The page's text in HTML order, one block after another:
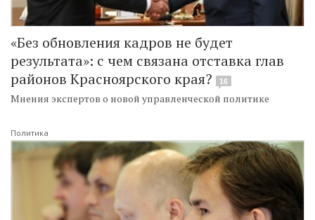
«Без обновления кадров не будет
результата»: с чем связана отставка глав
районов Красноярского края?
16
Мнения экспертов о новой управленческой политике
Политика